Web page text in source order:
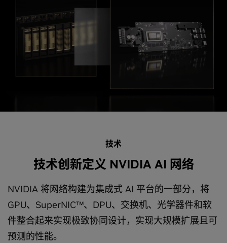
技术
技术创新定义 NVIDIA AI 网络
NVIDIA 将网络构建为集成式 AI 平台的一部分，将
GPU、SuperNIC™、DPU、交换机、光学器件和软
件整合起来实现极致协同设计，实现大规模扩展且可
预测的性能。